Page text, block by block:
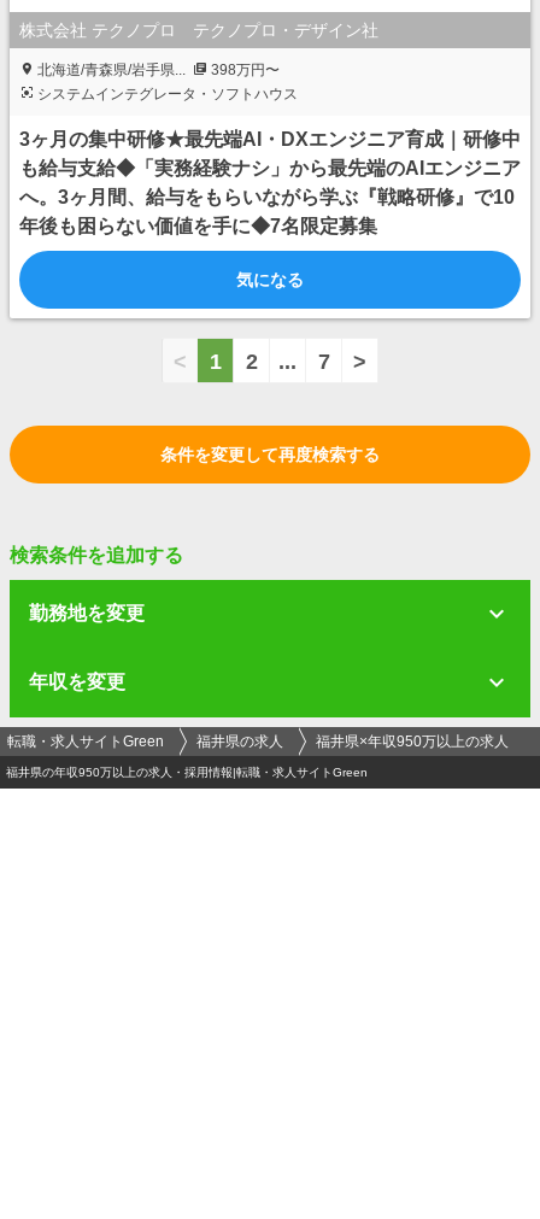
株式会社 テクノプロ テクノプロ・デザイン社
北海道/青森県/岩手県...
398万円〜
システムインテグレータ・ソフトハウス
3ヶ月の集中研修★最先端AI・DXエンジニア育成｜研修中
も給与支給◆「実務経験ナシ」から最先端のAIエンジニア
へ。3ヶ月間、給与をもらいながら学ぶ『戦略研修』で10
年後も困らない価値を手に◆7名限定募集
気になる
< 1 2 ... 7 >
条件を変更して再度検索する
検索条件を追加する
勤務地を変更
年収を変更
転職・求人サイトGreen 福井県の求人 福井県×年収950万以上の求人
福井県の年収950万以上の求人・採用情報|転職・求人サイトGreen